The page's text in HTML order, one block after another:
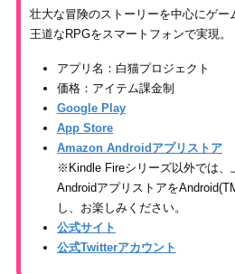
壮大な冒険のストーリーを中心にゲー
王道なRPGをスマートフォンで実現。
アプリ名：白猫プロジェクト
価格：アイテム課金制
Google Play
App Store
Amazon Androidアプリストア
※Kindle Fireシリーズ以外では、
Androidアプリストアを
し、お楽しみください。
公式サイト
公式Twitterアカウント